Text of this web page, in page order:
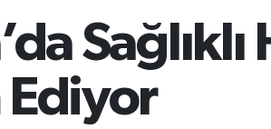
Ediyor